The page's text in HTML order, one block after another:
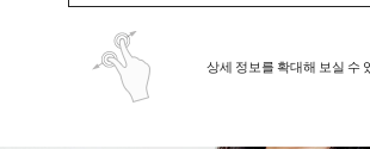
상세 정보를 확대해 보실 수